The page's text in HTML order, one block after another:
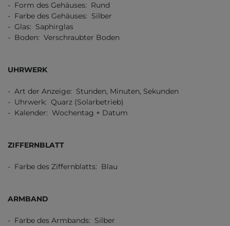
- Form des Gehäuses: Rund
- Farbe des Gehäuses: Silber
- Glas: Saphirglas
- Boden: Verschraubter Boden
UHRWERK
- Art der Anzeige: Stunden, Minuten, Sekunden
- Uhrwerk: Quarz (Solarbetrieb)
- Kalender: Wochentag + Datum
ZIFFERNBLATT
- Farbe des Ziffernblatts: Blau
ARMBAND
- Farbe des Armbands: Silber